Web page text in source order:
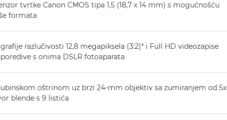
tvrtke Canon CMOS tipa 1,5 (18,7 x 14 mm) s mogućnošću
formata
razlučivosti 12,8 megapiksela (3:2)* i Full HD videozapise
s onima DSLR fotoaparata
oštrinom uz brzi 24-mm objektiv sa zumiranjem od 5x
blende s 9 listića